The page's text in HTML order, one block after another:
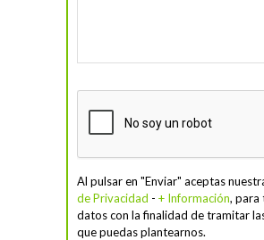
Al pulsar en "Enviar" aceptas
de Privacidad - + Información, para
datos con la finalidad de tramitar
que puedas plantearnos.